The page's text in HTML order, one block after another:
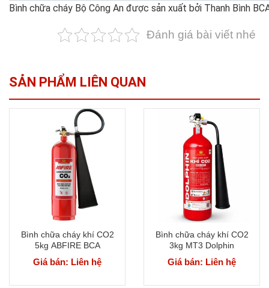
Bình chữa cháy Bộ Công An được sản xuất bởi Thanh Bình
Đánh giá bài viết nhé
SẢN PHẨM LIÊN QUAN
Bình chữa cháy khí CO2
5kg ABFIRE BCA
Giá bán: Liên hệ
Bình chữa cháy khí CO2
3kg MT3 Dolphin
Giá bán: Liên hệ